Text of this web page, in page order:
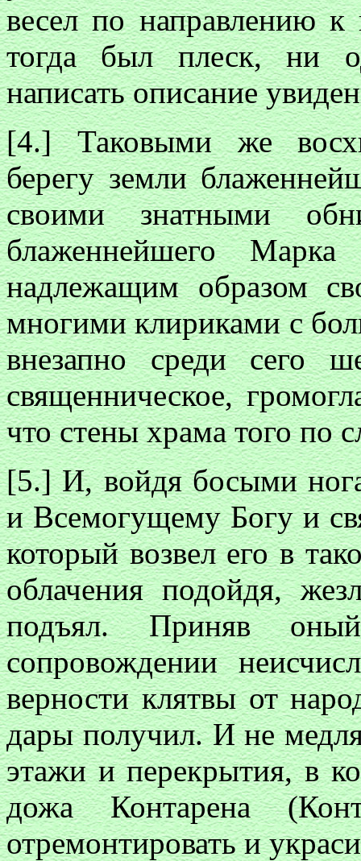
весел по направлению
тогда был плеск, ни
написать описание
[4.] Таковыми же
берегу земли
своими знатными
блаженнейшего
надлежащим образом
многими клириками с
внезапно среди сего
священническое,
что стены храма того по
[5.] И, войдя босыми
и Всемогущему Богу и
который возвел его в
облачения подойдя,
подъял. Приняв
сопровождении
верности клятвы от
дары получил. И не
этажи и перекрытия, в
дожа Контарена
отремонтировать и